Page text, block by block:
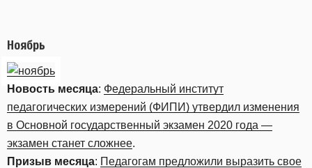
Ноябрь
Новость месяца: Федеральный институт
педагогических измерений (ФИПИ) утвердил изменения
в Основной государственный экзамен 2020 года —
экзамен станет сложнее.
Призыв месяца: Педагогам предложили выразить свое